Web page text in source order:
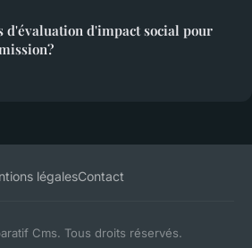
d'évaluation d'impact social pour
légalesContact
Cms. Tous droits réservés.